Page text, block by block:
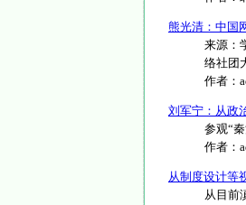
熊光清：中国
来源：
络社团
作者：
刘军宁：从政
参观“
作者：
从制度设计等
从目前